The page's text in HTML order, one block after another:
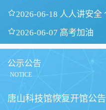
2026-06-18 人人讲安全 个个会应急！排查整治风险隐
2026-06-07 高考加油
公示公告
NOTICE
唐山科技馆恢复开馆公告